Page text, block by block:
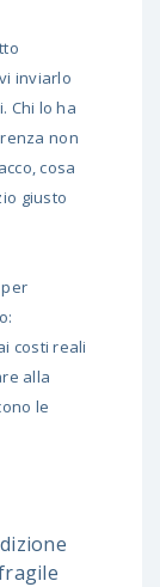
inviarlo
Chi lo ha
non
cosa
giusto
costi reali
alla
le